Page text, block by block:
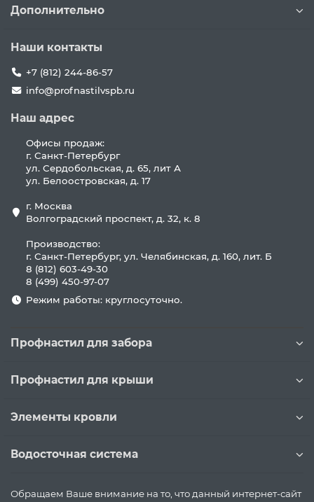
Дополнительно
Наши контакты
+7 (812) 244-86-57
info@profnastilvspb.ru
Наш адрес
Офисы продаж:
г. Санкт-Петербург
ул. Сердобольская, д. 65, лит А
ул. Белоостровская, д. 17
г. Москва
Волгоградский проспект, д. 32, к. 8
Производство:
г. Санкт-Петербург, ул. Челябинская, д. 160, лит. Б
8 (812) 603-49-30
8 (499) 450-97-07
Режим работы: круглосуточно.
Профнастил для забора
Профнастил для крыши
Элементы кровли
Водосточная система
Обращаем Ваше внимание на то, что данный интернет-сайт